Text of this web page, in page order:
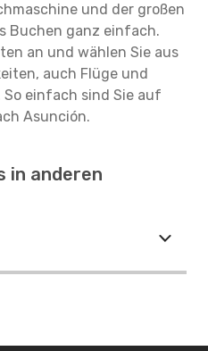
und der großen
Buchen ganz einfach.
an und wählen Sie aus
auch Flüge und
So einfach sind Sie auf
Asunción.
in anderen